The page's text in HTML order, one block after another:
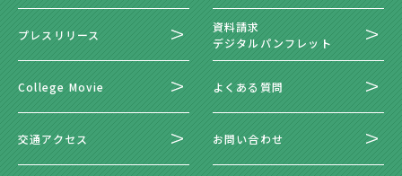
プレスリリース
資料請求
デジタルパンフレット
College Movie よくある質問
交通アクセス お問い合わせ